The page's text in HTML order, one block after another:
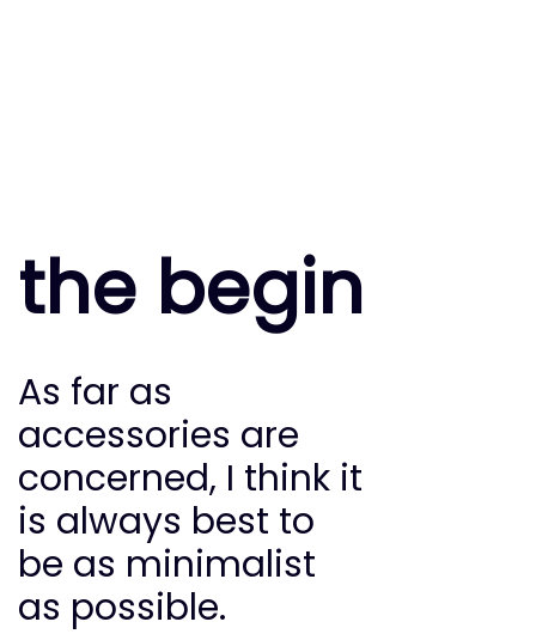
the begin
As far as
accessories are
concerned, I think it
is always best to
be as minimalist
as possible.